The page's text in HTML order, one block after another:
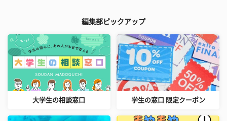
編集部ピックアップ
大学生の相談窓口 学生の窓口 限定クーポン